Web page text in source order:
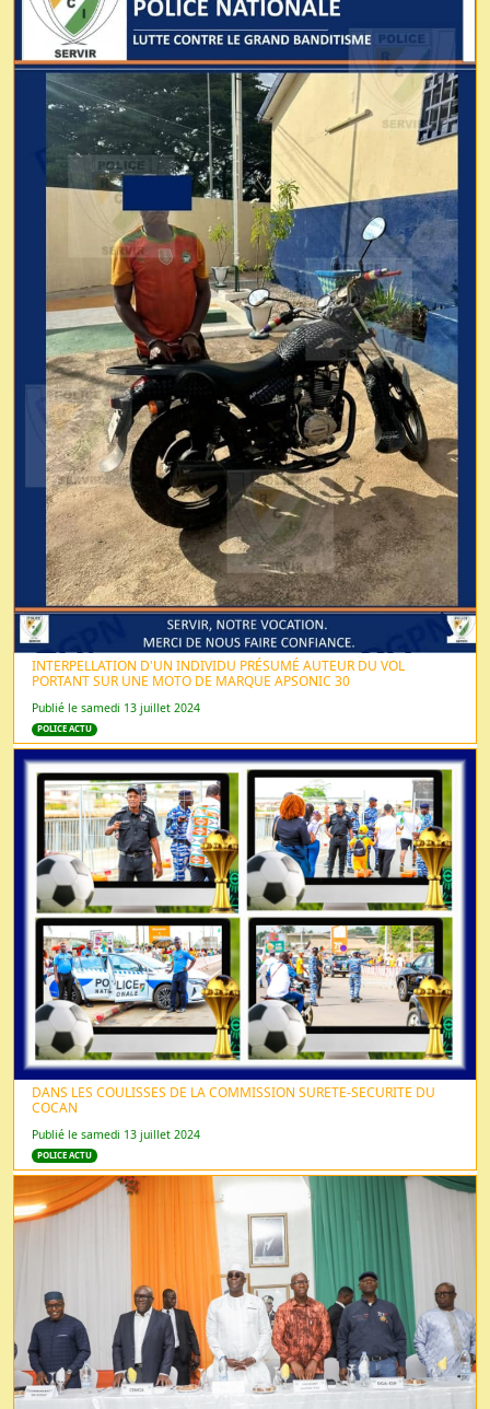
INTERPELLATION D'UN INDIVIDU PRÉSUMÉ AUTEUR DU VOL
PORTANT SUR UNE MOTO DE MARQUE APSONIC 30
Publié le samedi 13 juillet 2024
POLICE ACTU
DANS LES COULISSES DE LA COMMISSION SURETE-SECURITE DU
COCAN
Publié le samedi 13 juillet 2024
POLICE ACTU